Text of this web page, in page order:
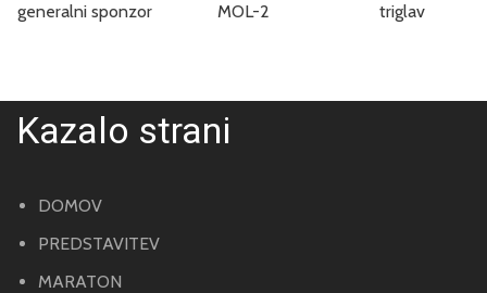
Kazalo strani
DOMOV
PREDSTAVITEV
MARATON